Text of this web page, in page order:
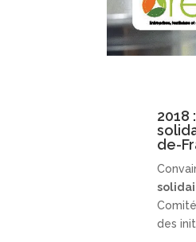
2018
de-
des